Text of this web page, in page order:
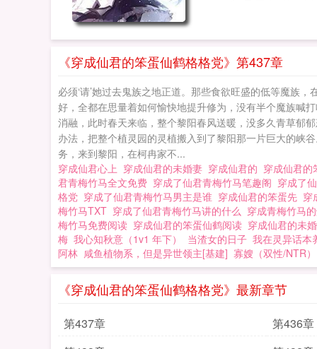
《穿成仙君的笨蛋仙鹤格格党》第437章
必须‘请’她过去鬼族之地正道。那些食欲旺盛的低等魔族
好，全都在思量着如何愉快地提升修为，没有半个魔族喊
消融，此时春天来临，整个黎阳春风送暖，没多久青草郁
办法，把整个植灵园的灵植搬入到了黎阳那一片巨大的峡
务，来到黎阳，在柯冉家不...
穿成仙君心上 穿成仙君的未婚妻 穿成仙君的 穿成仙君
君青梅竹马全文免费 穿成了仙君青梅竹马笔趣阁 穿成了
格党 穿成了仙君青梅竹马男主是谁 穿成仙君的笨蛋先 穿
梅竹马TXT 穿成了仙君青梅竹马讲的什么 穿成青梅竹马
梅竹马免费阅读 穿成仙君的笨蛋仙鹤阅读 穿成仙君的未
梅 我心知秋意（1v1 年下） 当渣女的日子 我在灵异话本
阿林 咸鱼植物系，但是异世领主[基建] 寡嫂（双性/NTR）
《穿成仙君的笨蛋仙鹤格格党》最新章节
第437章
第436章